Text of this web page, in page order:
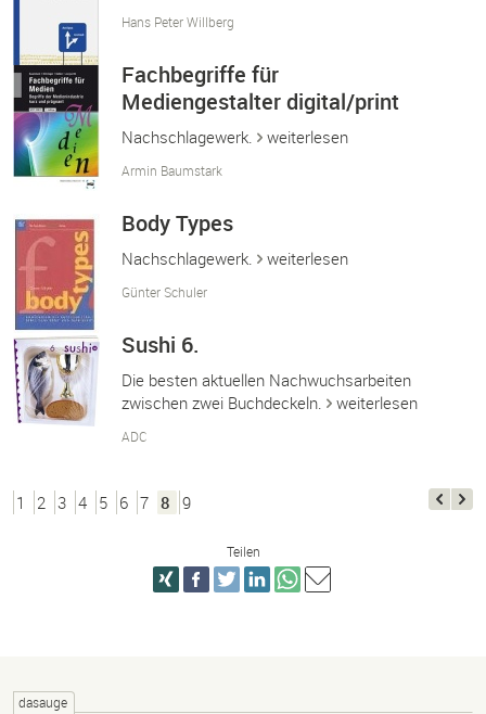
Hans Peter Willberg
Fachbegriffe für
Mediengestalter digital/print
Nachschlagewerk. weiterlesen
Armin Baumstark
Body Types
Nachschlagewerk. weiterlesen
Günter Schuler
Sushi 6.
Die besten aktuellen Nachwuchsarbeiten
zwischen zwei Buchdeckeln.
weiterlesen
ADC
1 2 3 4 5 6 7 8 9
Teilen
dasauge